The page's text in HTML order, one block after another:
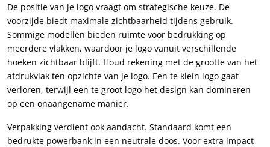
De positie van je logo vraagt om strategische keuze. De
voorzijde biedt maximale zichtbaarheid tijdens gebruik.
Sommige modellen bieden ruimte voor bedrukking op
meerdere vlakken, waardoor je logo vanuit verschillende
hoeken zichtbaar blijft. Houd rekening met de grootte van het
afdrukvlak ten opzichte van je logo. Een te klein logo gaat
verloren, terwijl een te groot logo het design kan domineren
op een onaangename manier.
Verpakking verdient ook aandacht. Standaard komt een
bedrukte powerbank in een neutrale doos. Voor extra impact